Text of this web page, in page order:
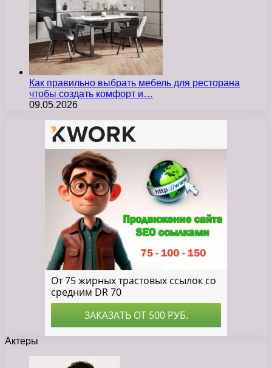
Как правильно выбрать мебель для ресторана
чтобы создать комфорт и…
09.05.2026
Актеры